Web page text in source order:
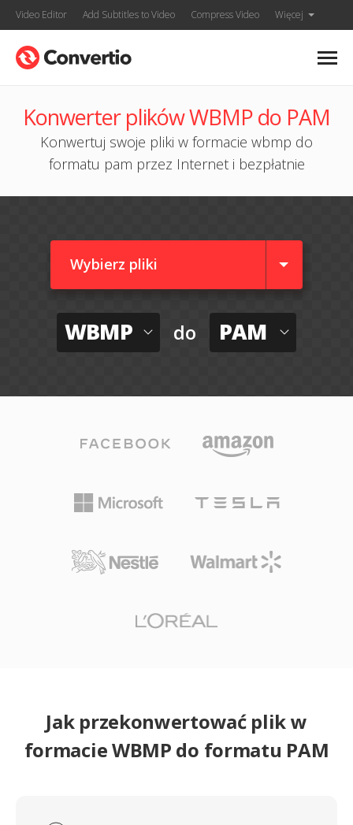
Video Editor Add Subtitles to Video Compress Video Więcej
Konwerter plików WBMP do PAM
Konwertuj swoje pliki w formacie wbmp do
formatu pam przez Internet i bezpłatnie
Wybierz pliki
WBMP do PAM
Jak przekonwertować plik w
formacie WBMP do formatu PAM